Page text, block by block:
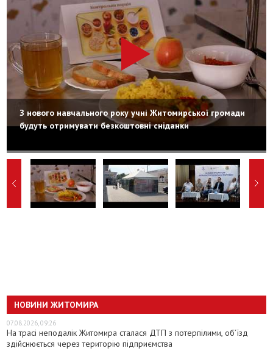
З нового навчального року учні Житомирської громади
будуть отримувати безкоштовні сніданки
НОВИНИ ЖИТОМИРА
07.08.2026, 09:26
На трасі неподалік Житомира сталася ДТП з потерпілими, об’їзд
здійснюється через територію підприємства